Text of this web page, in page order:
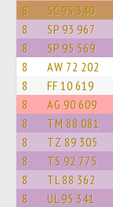
8 SC 95 340
8 SP 93 967
8 SP 95 569
8 AW 72 202
8 FF 10 619
8 AG 90 609
8 TM 88 081
8 TZ 89 305
8 TS 92 775
8 TL 88 362
8 UL 95 341